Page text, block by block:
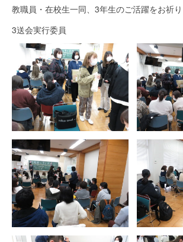
教職員・在校生一同、3年生のご活躍をお祈り
3送会実行委員